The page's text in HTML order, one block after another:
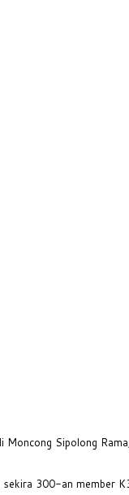
Moncong Sipolong
300-an member